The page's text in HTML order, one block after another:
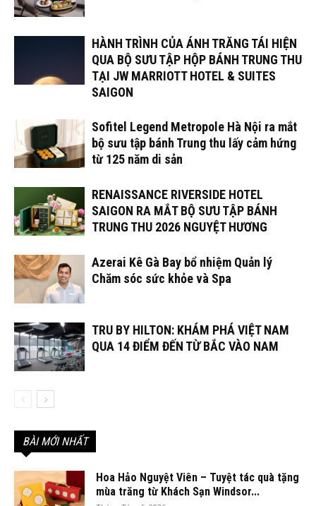
HÀNH TRÌNH CỦA ÁNH TRĂNG TÁI HIỆN
QUA BỘ SƯU TẬP HỘP BÁNH TRUNG THU
TẠI JW MARRIOTT HOTEL & SUITES
SAIGON
Sofitel Legend Metropole Hà Nội ra mắt
bộ sưu tập bánh Trung thu lấy cảm hứng
từ 125 năm di sản
RENAISSANCE RIVERSIDE HOTEL
SAIGON RA MẮT BỘ SƯU TẬP BÁNH
TRUNG THU 2026 NGUYỆT HƯƠNG
Azerai Kê Gà Bay bổ nhiệm Quản lý
Chăm sóc sức khỏe và Spa
TRU BY HILTON: KHÁM PHÁ VIỆT NAM
QUA 14 ĐIỂM ĐẾN TỪ BẮC VÀO NAM
BÀI MỚI NHẤT
Hoa Hảo Nguyệt Viên – Tuyệt tác quà tặng
mùa trăng từ Khách Sạn Windsor...